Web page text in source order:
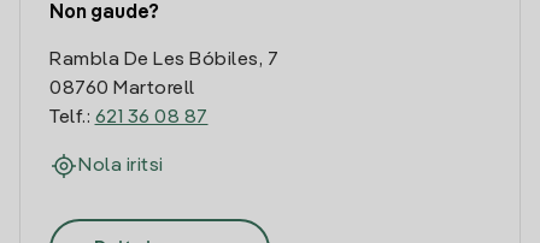
Non gaude?
Rambla De Les Bóbiles, 7
08760 Martorell
Telf.: 621 36 08 87
Nola iritsi